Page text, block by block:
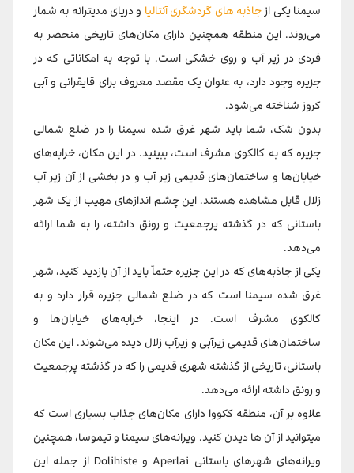
سیمنا یکی ازجاذبه های گردشگری آنتالیا و دریای مدیترانه به شمار
می‌روند. این منطقه همچنین دارای مکان‌های تاریخی منحصر به
فردی در زیر آب و روی خشکی است. با توجه به امکاناتی که در
جزیره وجود دارد، به عنوان یک مقصد معروف برای قایقرانی و آبی
کروز شناخته می‌شود.
بدون شک، شما باید شهر غرق شده سیمنا را در ضلع شمالی
جزیره که به کالکوی مشرف است، ببینید. در این مکان، خرابه‌های
خیابان‌ها و ساختمان‌های قدیمی زیر آب و در بخشی از آن زیر آب
زلال قابل مشاهده هستند. این چشم اندازهای مهیب از یک شهر
باستانی که در گذشته پرجمعیت و رونق داشته، را به شما ارائه
می‌دهد.
یکی از جاذبه‌های که در این جزیره حتماً باید از آن بازدید کنید، شهر
غرق شده سیمنا است که در ضلع شمالی جزیره قرار دارد و به
کالکوی مشرف است. در اینجا، خرابه‌های خیابان‌ها و
ساختمان‌های قدیمی زیرآبی و زیرآب زلال دیده می‌شوند. این مکان
باستانی، تاریخی از گذشته شهری قدیمی را که در گذشته پرجمعیت
و رونق داشته ارائه می‌دهد.
علاوه بر آن، منطقه ککووا دارای مکان‌های جذاب بسیاری است که
میتوانید از آن ها دیدن کنید. ویرانه‌های سیمنا و تیموسا، همچنین
ویرانه‌های شهرهای باستانی Aperlai و Dolihiste از جمله این